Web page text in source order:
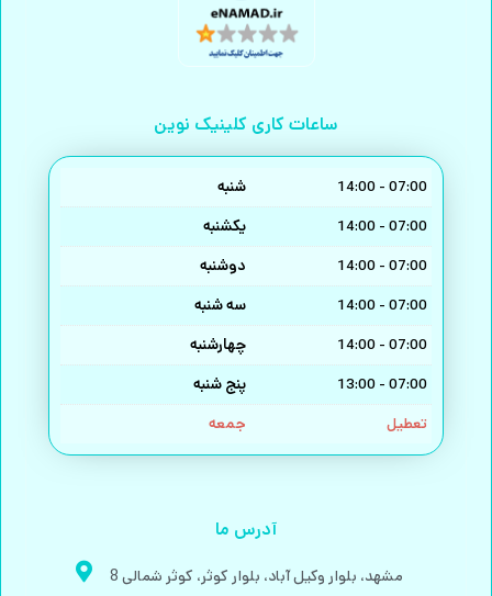
ساعات کاری کلینیک نوین
شنبه 14:00 - 07:00
یکشنبه 14:00 - 07:00
دوشنبه 14:00 - 07:00
سه شنبه 14:00 - 07:00
چهارشنبه 14:00 - 07:00
پنج شنبه 13:00 - 07:00
جمعه تعطیل
آدرس ما
مشهد، بلوار وکیل آباد، بلوار کوثر، کوثر شمالی 8